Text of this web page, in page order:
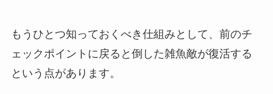
もうひとつ知っておくべき仕組みとして、前のチ
ェックポイントに戻ると倒した雑魚敵が復活する
という点があります。